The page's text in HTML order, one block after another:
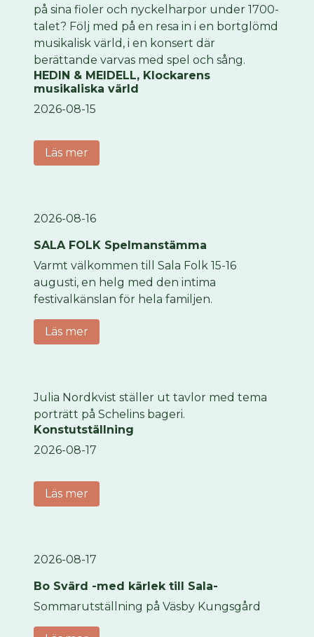
2026-08-15
HEDIN & MEIDELL, Klockarens
musikaliska värld
på sina fioler och nyckelharpor under 1700-
talet? Följ med på en resa in i en bortglömd
musikalisk värld, i en konsert där
berättande varvas med spel och sång.
Läs mer
2026-08-16
SALA FOLK Spelmanstämma
Varmt välkommen till Sala Folk 15-16
augusti, en helg med den intima
festivalkänslan för hela familjen.
Läs mer
2026-08-17
Konstutställning
Julia Nordkvist ställer ut tavlor med tema
porträtt på Schelins bageri.
Läs mer
2026-08-17
Bo Svärd -med kärlek till Sala-
Sommarutställning på Väsby Kungsgård